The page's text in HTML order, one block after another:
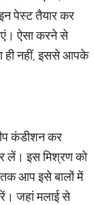
पेस्ट तैयार कर
ऐसा करने से
ही नहीं, इससे आपके
कंडीशन कर
लें। इस मिश्रण को
आप इसे बालों में
जहां मलाई से